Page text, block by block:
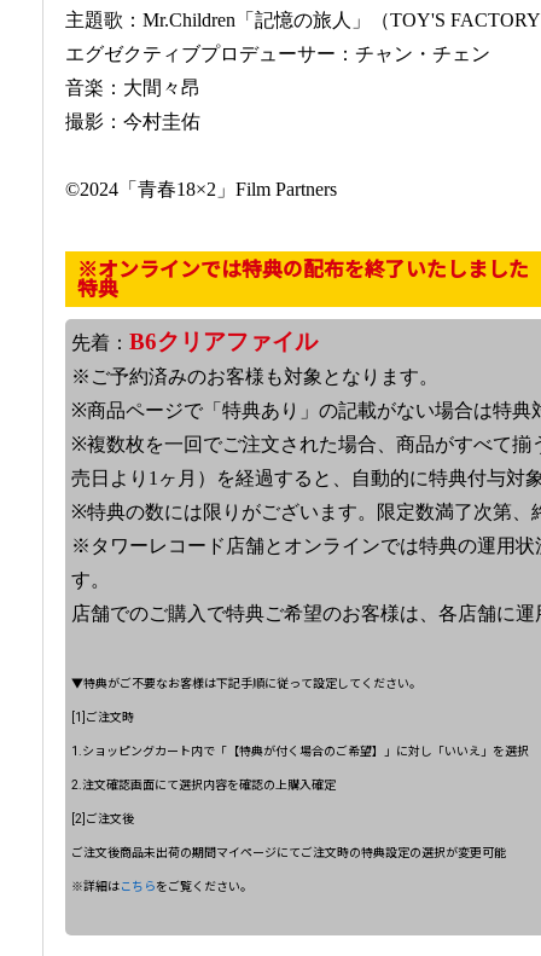
主題歌：Mr.Children「記憶の旅人」（TOY'S
エグゼクティブプロデューサー：チャン・チェン
音楽：大間々昂
撮影：今村圭佑
©2024「青春18×2」Film Partners
※オンラインでは特典の配布を終了いたしました
特典
先着： B6クリアファイル
※ご予約済みのお客様も対象となります。
※商品ページで「特典あり」の記載がない場合は特典
※複数枚を一回でご注文された場合、商品がすべて揃
売日より1ヶ月）を経過すると、自動的に特典付与対
※特典の数には限りがございます。限定数満了次第、
※タワーレコード店舗とオンラインでは特典の運用
す。
店舗でのご購入で特典ご希望のお客様は、各店舗に
▼特典がご不要なお客様は下記手順に従って設定してください。
[1]ご注文時
1.ショッピングカート内で「【特典が付く場合のご希望】」に対し「いいえ」を選択
2.注文確認画面にて選択内容を確認の上購入確定
[2]ご注文後
ご注文後商品未出荷の期間マイページにてご注文時の特典設定の選択が変更可能
※詳細はこちらをご覧ください。